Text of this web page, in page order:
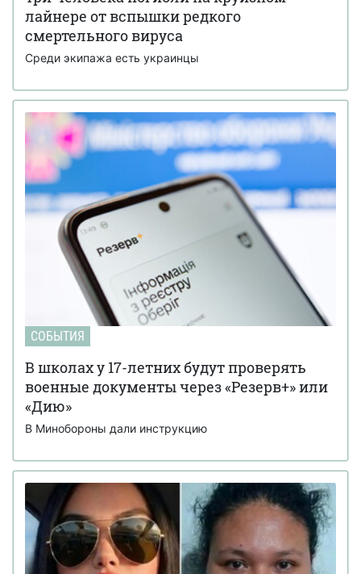
лайнере от вспышки редкого
смертельного вируса
Среди экипажа есть украинцы
СОБЫТИЯ
В школах у 17-летних будут проверять
военные документы через «Резерв+» или
«Дию»
В Минобороны дали инструкцию